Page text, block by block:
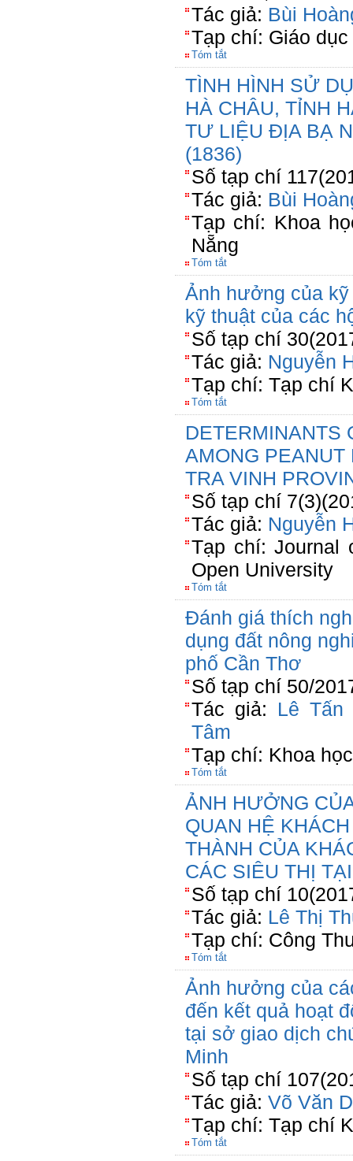
Tác giả: Bùi
Tạp chí: Giáo dục
Tóm tắt
TÌNH HÌNH SỬ
HÀ CHÂU, TỈNH
TƯ LIỆU ĐỊA BẠ
(1836)
Số tạp chí
Tác giả: Bùi
Tạp chí: Khoa
Nẵng
Tóm tắt
Ảnh hưởng của
kỹ thuật của các
Số tạp chí
Tác giả: Nguyễn
Tạp chí: Tạp chí
Tóm tắt
DETERMINANTS
AMONG PEANUT
TRA VINH
Số tạp chí
Tác giả: Nguyễn
Tạp chí: Journal
Open University
Tóm tắt
Đánh giá thích
dụng đất nông
phố Cần Thơ
Số tạp chí 50/
Tác giả: Lê Tấn
Tâm
Tạp chí: Khoa
Tóm tắt
ẢNH HƯỞNG
QUAN HỆ
THÀNH CỦA
CÁC SIÊU THỊ
Số tạp chí
Tác giả: Lê Thị
Tạp chí: Công
Tóm tắt
Ảnh hưởng của
đến kết quả hoạt
tại sở giao dịch
Minh
Số tạp chí
Tác giả: Võ Văn
Tạp chí: Tạp chí
Tóm tắt